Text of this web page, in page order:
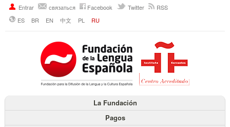
Entrar связаться Facebook Twitter
RSS
ES
BR EN 中文 PL RU
La Fundación
Pagos